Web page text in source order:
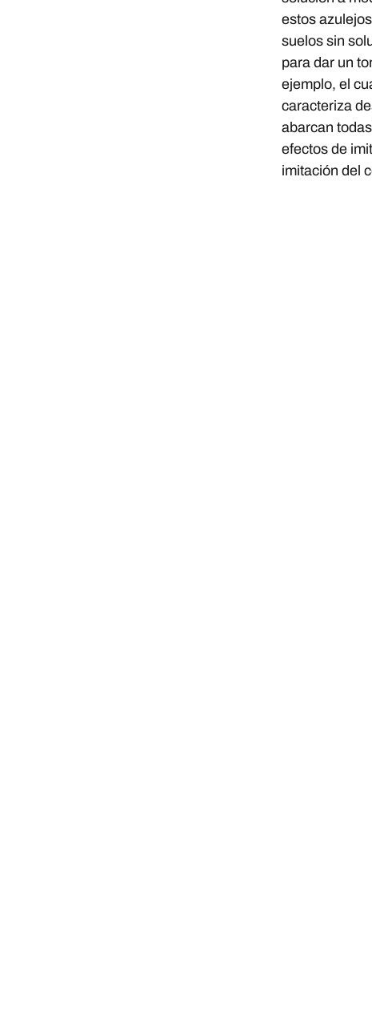
estos
suelos sin
para dar un
ejemplo, el
caracteriza
abarcan
efectos de
imitación del